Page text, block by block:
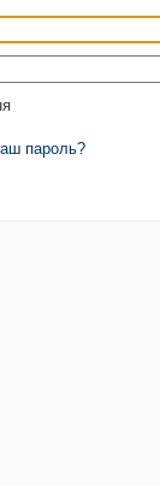
пароль?